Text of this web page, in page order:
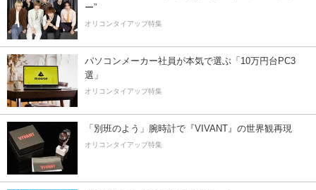
ー”
オリコンタイアップ特集
パソコンメーカー社員が本気で選ぶ「10万円台PC3
選」
オリコンタイアップ特集
「別班のよう」腕時計で『VIVANT』の世界観再現
オリコンタイアップ特集